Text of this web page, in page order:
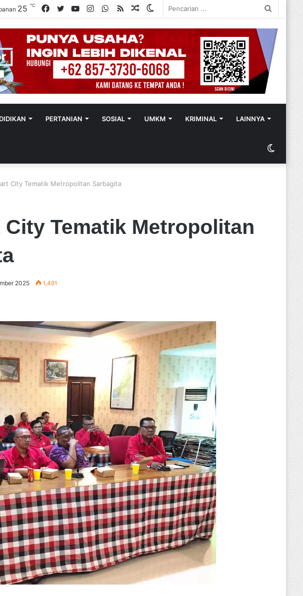
Switch
Random
RSS
WhatsApp
Instagram
YouTube
Twitter
Facebook
25℃
PERTANIAN SOSIAL UMKM KRIMINAL LAINNYA
Switch
skin
City Tematik Metropolitan Sarbagita
Tematik Metropolitan
2025 1,491